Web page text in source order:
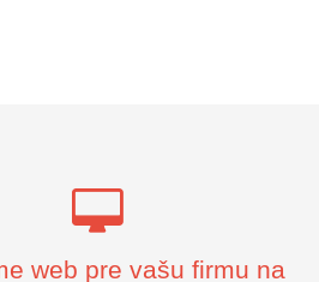
web pre vašu firmu na